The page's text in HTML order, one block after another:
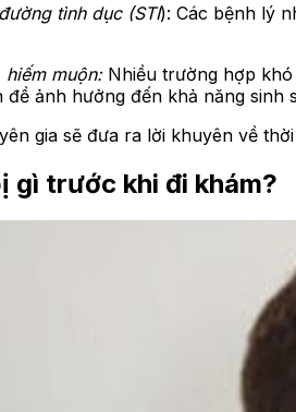
tình dục (STI): Các bệnh lý
hiếm muộn:Nhiều trường hợp khó
ảnh hưởng đến khả năng sinh
gia sẽ đưa ra lời khuyên về
gì trước khi đi khám?